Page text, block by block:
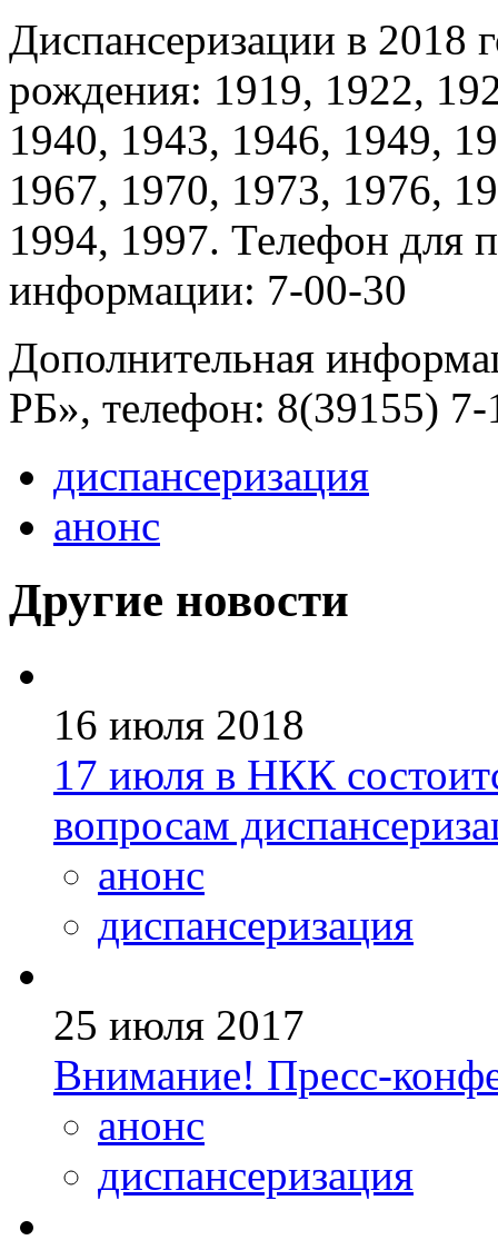
Диспансеризации в 2018
рождения: 1919, 1922,
1940, 1943, 1946, 1949,
1967, 1970, 1973, 1976,
1994, 1997. Телефон для
информации: 7-00-30
Дополнительная
РБ», телефон: 8(39155)
диспансеризация
анонс
Другие новости
16 июля 2018
17 июля в НКК
вопросам
анонс
диспансеризация
25 июля 2017
Внимание! Пресс-
анонс
диспансеризация